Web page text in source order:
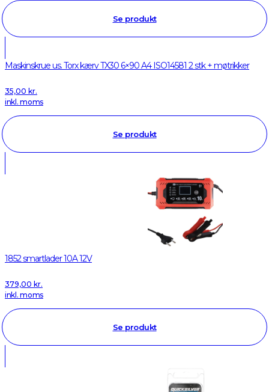
Se produkt
Maskinskrue us. Torx kærv TX30 6×90 A4 ISO14581 2 stk + møtrikker
35,00 kr.
inkl. moms
Se produkt
1852 smartlader 10A 12V
379,00 kr.
inkl. moms
Se produkt